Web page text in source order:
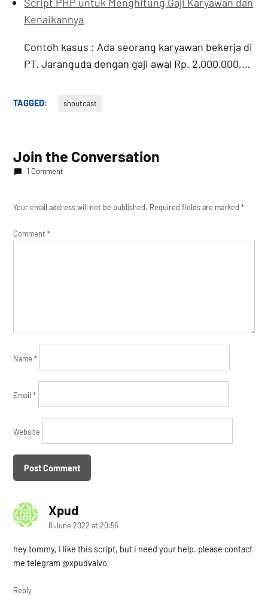
Kenaikannya
Contoh kasus : Ada seorang karyawan bekerja di
PT. Jaranguda dengan gaji awal Rp. 2.000.000,…
TAGGED: shoutcast
Join the Conversation
1 Comment
Your email address will not be published. Required fields are marked*
Comment*
Name*
Email*
Website
Xpudsays:
8 June 2022 at 20:56
hey tommy, i like this script, but i need your help. please contact
me telegram @xpudvalvo
Reply